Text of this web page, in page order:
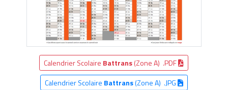
Calendrier Scolaire Battrans(Zone A) .PDF
Calendrier Scolaire Battrans(Zone A) .JPG